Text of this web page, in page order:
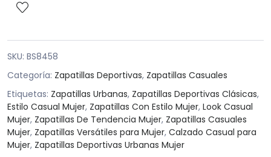
SKU: BS8458
Categoría: Zapatillas Deportivas, Zapatillas Casuales
Etiquetas: Zapatillas Urbanas, Zapatillas Deportivas Clásicas,
Estilo Casual Mujer, Zapatillas Con Estilo Mujer, Look Casual
Mujer, Zapatillas De Tendencia Mujer, Zapatillas Casuales
Mujer, Zapatillas Versátiles para Mujer, Calzado Casual para
Mujer, Zapatillas Deportivas Urbanas Mujer